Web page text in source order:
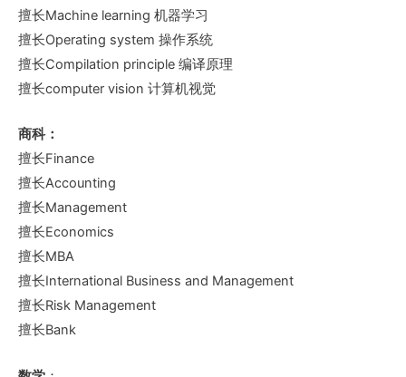
擅长Machine learning 机器学习
擅长Operating system 操作系统
擅长Compilation principle 编译原理
擅长computer vision 计算机视觉
商科：
擅长Finance
擅长Accounting
擅长Management
擅长Economics
擅长MBA
擅长International Business and Management
擅长Risk Management
擅长Bank